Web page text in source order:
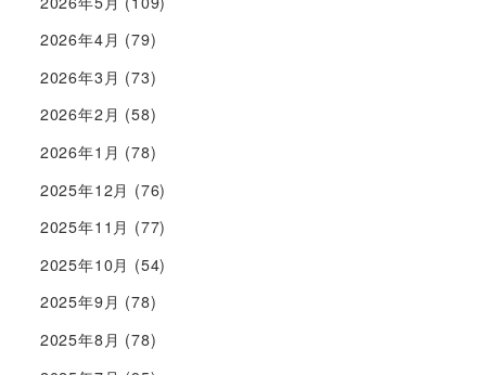
2026年4月 (79)
2026年3月 (73)
2026年2月 (58)
2026年1月 (78)
2025年12月 (76)
2025年11月 (77)
2025年10月 (54)
2025年9月 (78)
2025年8月 (78)